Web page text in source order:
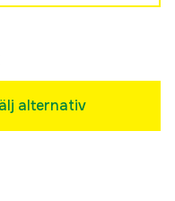
alternativ